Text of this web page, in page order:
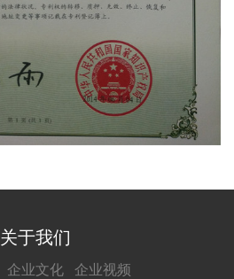
关于我们
企业文化 企业视频